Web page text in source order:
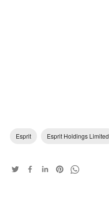
Esprit Esprit Holdings Limited